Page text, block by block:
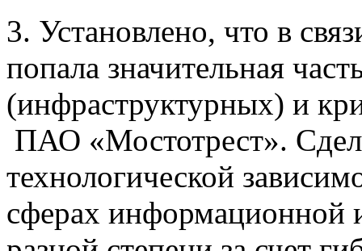
3. Установлено, что в
попала значительная
(инфраструктурных) и
ПАО «Мостотрест».
технологической
сферах информационной